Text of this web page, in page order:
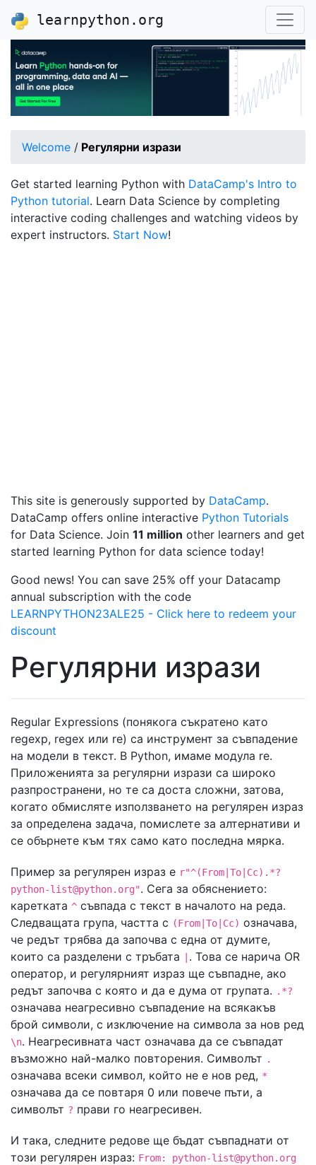
learnpython.org
Welcome / Регулярни изрази
Get started learning Python with DataCamp's Intro to
Python tutorial. Learn Data Science by completing
interactive coding challenges and watching videos by
expert instructors. Start Now!
This site is generously supported by DataCamp.
DataCamp offers online interactive Python Tutorials
for Data Science. Join 11 million other learners and get
started learning Python for data science today!
Good news! You can save 25% off your Datacamp
annual subscription with the code
LEARNPYTHON23ALE25 - Click here to redeem your
discount
Регулярни изрази
Regular Expressions (понякога съкратено като
regexp, regex или re) са инструмент за съвпадение
на модели в текст. В Python, имаме модула re.
Приложенията за регулярни изрази са широко
разпространени, но те са доста сложни, затова,
когато обмисляте използването на регулярен израз
за определена задача, помислете за алтернативи и
се обърнете към тях само като последна мярка.
Пример за регулярен израз е r"^(From|To|Cc).*?
python-list@python.org". Сега за обяснението:
каретката ^ съвпада с текст в началото на реда.
Следващата група, частта с (From|To|Cc) означава,
че редът трябва да започва с една от думите,
които са разделени с тръбата
. Това се нарича OR
оператор, и регулярният израз ще съвпадне, ако
редът започва с която и да е дума от групата. .*?
означава неагресивно съвпадение на всякакъв
брой символи, с изключение на символа за нов ред
\n. Неагресивната част означава да се съвпадат
възможно най-малко повторения. Символът .
означава всеки символ, който не е нов ред, *
означава да се повтаря 0 или повече пъти, а
символът ? прави го неагресивен.
И така, следните редове ще бъдат съвпаднати от
този регулярен израз: From: python-list@python.org